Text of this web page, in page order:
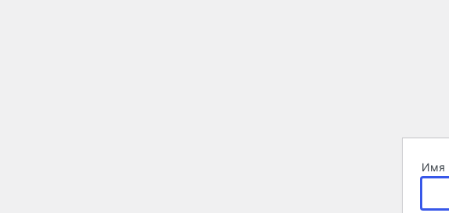
Имя